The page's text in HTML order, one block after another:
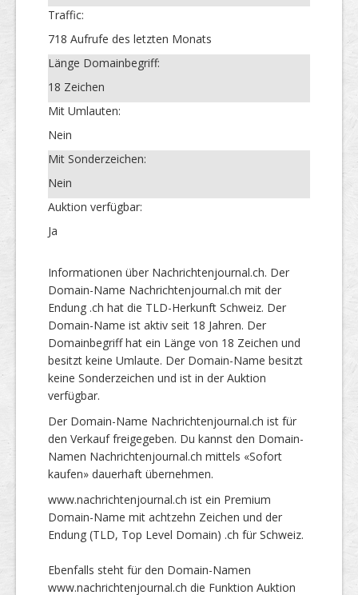
Traffic:
718 Aufrufe des letzten Monats
Länge Domainbegriff:
18 Zeichen
Mit Umlauten:
Nein
Mit Sonderzeichen:
Nein
Auktion verfügbar:
Ja
Informationen über Nachrichtenjournal.ch. Der
Domain-Name Nachrichtenjournal.ch mit der
Endung .ch hat die TLD-Herkunft Schweiz. Der
Domain-Name ist aktiv seit 18 Jahren. Der
Domainbegriff hat ein Länge von 18 Zeichen und
besitzt keine Umlaute. Der Domain-Name besitzt
keine Sonderzeichen und ist in der Auktion
verfügbar.
Der Domain-Name Nachrichtenjournal.ch ist für
den Verkauf freigegeben. Du kannst den Domain-
Namen Nachrichtenjournal.ch mittels «Sofort
kaufen» dauerhaft übernehmen.
www.nachrichtenjournal.ch ist ein Premium
Domain-Name mit achtzehn Zeichen und der
Endung (TLD, Top Level Domain) .ch für Schweiz.
Ebenfalls steht für den Domain-Namen
www.nachrichtenjournal.ch die Funktion Auktion